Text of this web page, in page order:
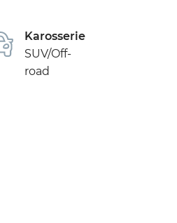
Karosserie
SUV/Off-
road